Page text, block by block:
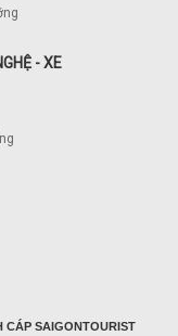
- XE
CÁP SAIGONTOURIST